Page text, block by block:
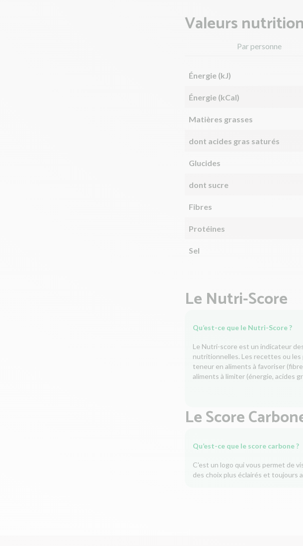
Valeurs
Par personne
Énergie (kJ)
Énergie (kCal)
Matières grasses
dont acides gras saturés
Glucides
dont sucre
Fibres
Protéines
Sel
Le Nutri-Score
Qu’est-ce que le Nutri-Score ?
Le Nutri-score est un indicateur
nutritionnelles. Les recettes ou
teneur en aliments à favoriser
aliments à limiter (énergie, acides
Le Score
Qu’est-ce que le score carbone ?
C'est un logo qui vous permet de
des choix plus éclairés et toujours